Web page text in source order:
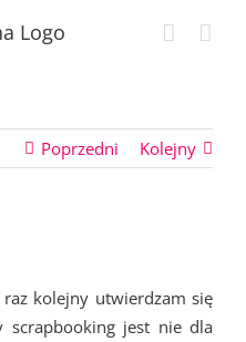
Poprzedni Kolejny
kolejny utwierdzam się
scrapbooking jest nie dla